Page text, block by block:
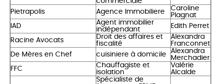
Pietrapolis Agence Immobiliere
Caroline
Plagnat
IAD
Agent immobilier
indépendant
Edith Perret
Racine Avocats
Droit des affaires et
fiscalité
Alexandra
Franconnet
De Mères en Chef
cuisiniere à domicile
Alexandra
Merchadier
FFC
Chauffagiste et
isolation
Valérie
Alcalde
Spécialiste de